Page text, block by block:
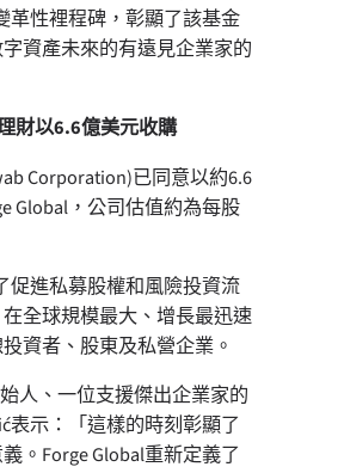
革性裡程碑，彰顯了該基金
資產未來的有遠見企業家的
財以6.6億美元收購
Corporation)已同意以約6.6
Global，公司估值約為每股
促進私募股權和風險投資流
全球規模最大、增長最迅速
資者、股東及私營企業。
人、一位支援傑出企業家的
表示：「這樣的時刻彰顯了
。Forge Global重新定義了